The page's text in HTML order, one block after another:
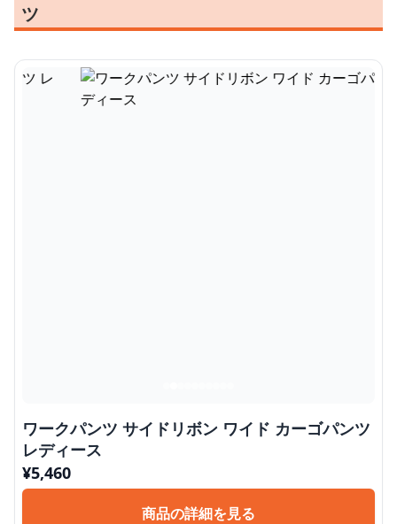
ツ
ワークパンツ サイドリボン ワイド カーゴパンツ
レディース
¥5,460
商品の詳細を見る